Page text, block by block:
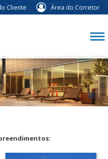
Cliente Área do Corretor